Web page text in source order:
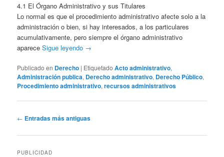
4.1 El Órgano Administrativo y sus Titulares
Lo normal es que el procedimiento administrativo afecte solo a la
administración o bien, si hay interesados, a los particulares
acumulativamente, pero siempre el órgano administrativo
apareceSigue leyendo →
Publicado en Derecho | Etiquetado Acto administrativo,
Administración publica, Derecho administrativo, Derecho Público,
Procedimiento administrativo,recursos administrativos
Navegación
entradas
← Entradas más antiguas
PUBLICIDAD